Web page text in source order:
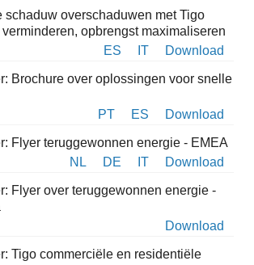
schaduw overschaduwen met Tigo
opbrengst maximaliseren
ES
IT Download
Brochure over oplossingen voor snelle
PT
ES Download
Flyer teruggewonnen energie - EMEA
NL
DE IT Download
Flyer over teruggewonnen energie -
Download
Tigo commerciële en residentiële